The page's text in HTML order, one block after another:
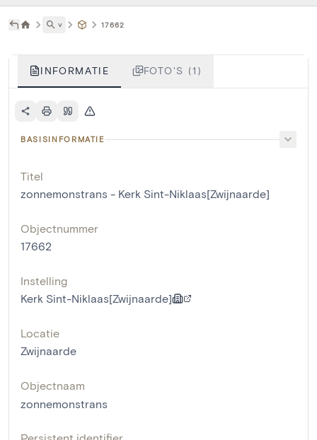
˅ 17662
INFORMATIE FOTO'S (1)
BASISINFORMATIE
Titel
zonnemonstrans - Kerk Sint-Niklaas[Zwijnaarde]
Objectnummer
17662
Instelling
Kerk Sint-Niklaas[Zwijnaarde]
Locatie
Zwijnaarde
Objectnaam
zonnemonstrans